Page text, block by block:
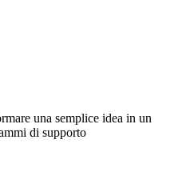
una semplice idea in un
di supporto